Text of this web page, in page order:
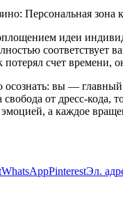
идеи
счет времени,
вы —
от дресс-кода,
а каждое
WhatsAppPinterestЭл.